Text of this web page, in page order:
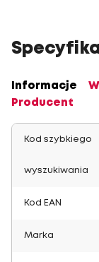
Informacje
Producent
Kod szybkiego
wyszukiwania
Kod EAN
Marka